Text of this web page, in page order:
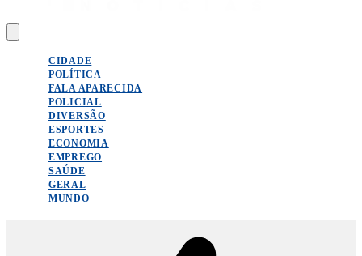
CIDADE
POLÍTICA
FALA APARECIDA
POLICIAL
DIVERSÃO
ESPORTES
ECONOMIA
EMPREGO
SAÚDE
GERAL
MUNDO